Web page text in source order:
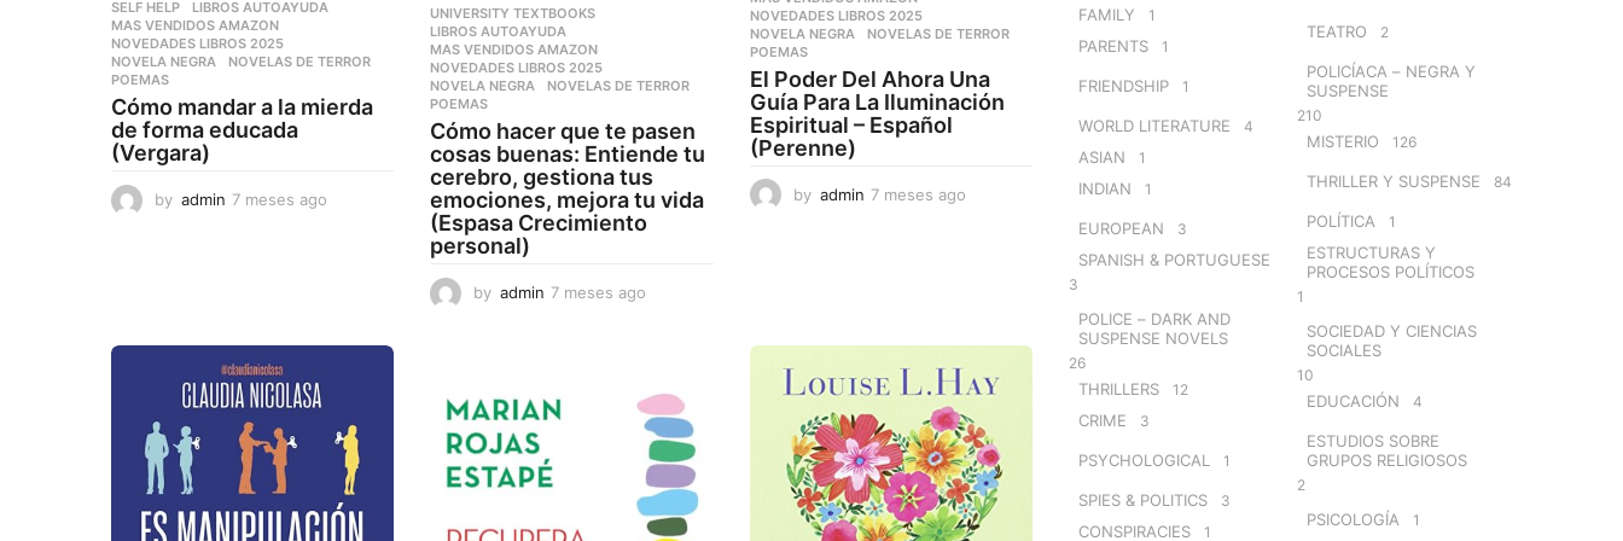
SELF HELP
LIBROS AUTOAYUDA
MAS VENDIDOS AMAZON
NOVEDADES LIBROS 2025
NOVELA NEGRA
,NOVELAS DE TERROR
POEMAS
Cómo mandar a la mierda
de forma educada
(Vergara)
by admin 7 meses ago
UNIVERSITY TEXTBOOKS
LIBROS AUTOAYUDA
MAS VENDIDOS AMAZON
NOVEDADES LIBROS 2025
NOVELA NEGRA
,NOVELAS DE TERROR
POEMAS
Cómo hacer que te pasen
cosas buenas: Entiende tu
cerebro, gestiona tus
emociones, mejora tu vida
(Espasa Crecimiento
personal)
by admin 7 meses ago
a
g
o
NOVEDADES LIBROS 2025
NOVELA NEGRA
,NOVELAS DE TERROR
POEMAS
El Poder Del Ahora Una
Guía Para La Iluminación
Espiritual – Español
(Perenne)
by admin 7 meses ago
o
FAMILY 1
PARENTS 1
FRIENDSHIP 1
WORLD LITERATURE 4
ASIAN 1
INDIAN 1
EUROPEAN 3
SPANISH & PORTUGUESE
3
POLICE – DARK AND
SUSPENSE NOVELS
26
THRILLERS 12
CRIME 3
PSYCHOLOGICAL 1
SPIES & POLITICS 3
CONSPIRACIES 1
TEATRO 2
POLICÍACA – NEGRA Y
SUSPENSE
210
MISTERIO 126
THRILLER Y SUSPENSE 84
POLÍTICA 1
ESTRUCTURAS Y
PROCESOS POLÍTICOS
1
SOCIEDAD Y CIENCIAS
SOCIALES
10
EDUCACIÓN 4
ESTUDIOS SOBRE
GRUPOS RELIGIOSOS
2
PSICOLOGÍA 1